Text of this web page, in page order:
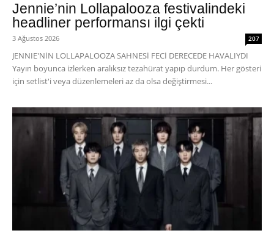
Jennie’nin Lollapalooza festivalindeki
headliner performansı ilgi çekti
3 Ağustos 2026 207
JENNIE'NİN LOLLAPALOOZA SAHNESİ FECİ DERECEDE HAVALIYDI
Yayın boyunca izlerken aralıksız tezahürat yapıp durdum. Her gösteri
için setlist'i veya düzenlemeleri az da olsa değiştirmesi...